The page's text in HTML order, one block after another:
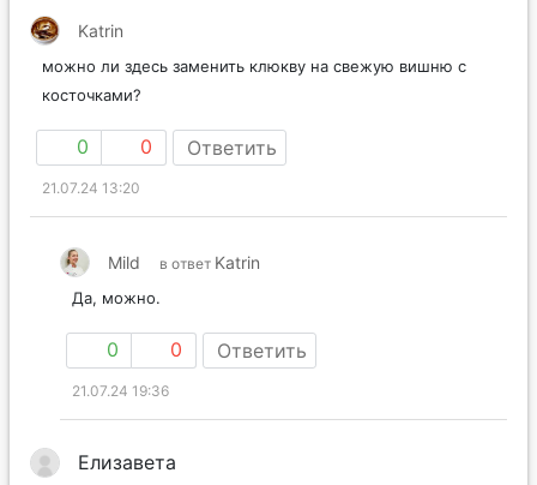
Katrin
можно ли здесь заменить клюкву на свежую вишню с
косточками?
0 0 Ответить
21.07.24 13:20
Mild в ответ Katrin
Да, можно.
0 0 Ответить
21.07.24 19:36
Елизавета